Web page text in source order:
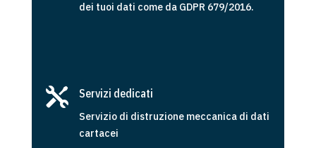
dei tuoi dati come da GDPR 679/2016.
 Servizi dedicati
Servizio di distruzione meccanica di dati
cartacei